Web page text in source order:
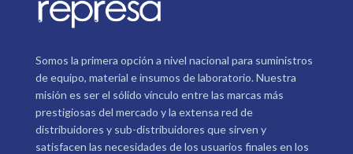
Somos la primera opción a nivel nacional para suministros
de equipo, material e insumos de laboratorio. Nuestra
misión es ser el sólido vínculo entre las marcas más
prestigiosas del mercado y la extensa red de
distribuidores y sub-distribuidores que sirven y
satisfacen las necesidades de los usuarios finales en los